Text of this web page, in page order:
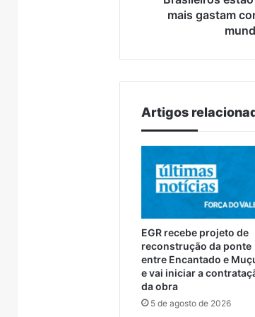
mundomais gastam
Artigos
EGR recebe projeto de
reconstrução da ponte
entre Encantado e
e vai iniciar a
da obra
5 de agosto de 2026
resgatados em Canoas